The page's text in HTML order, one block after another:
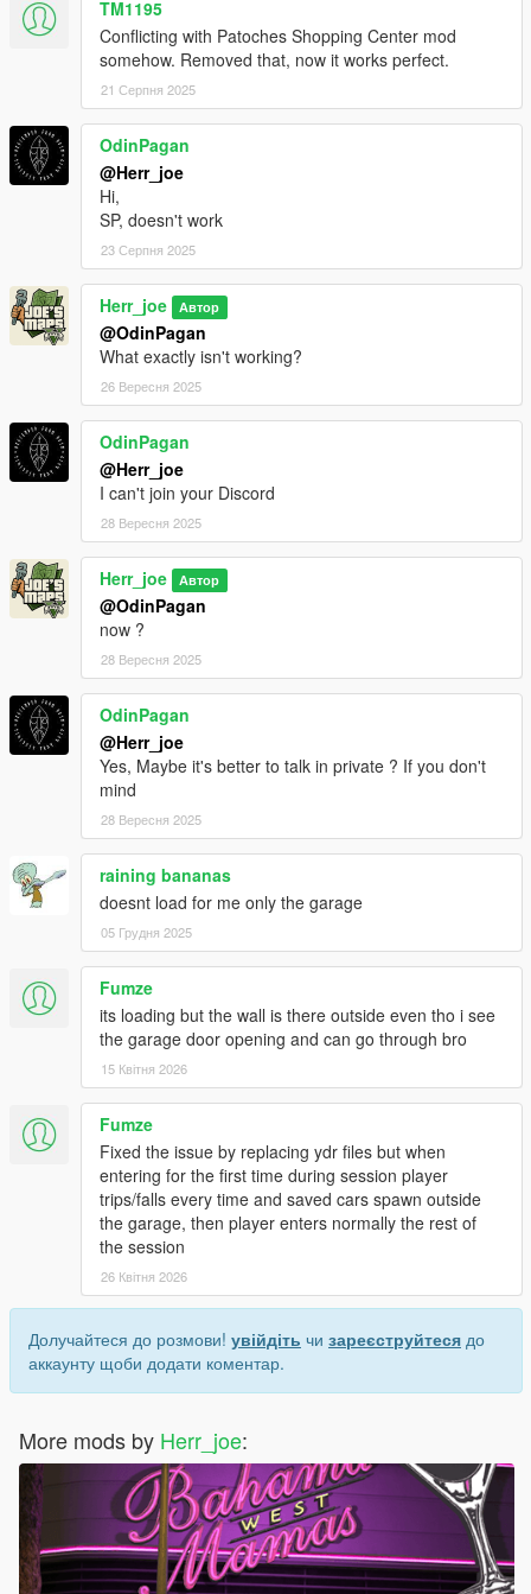
TM1195
Conflicting with Patoches Shopping Center mod
somehow. Removed that, now it works perfect.
21 Серпня 2025
OdinPagan
@Herr_joe
Hi,
SP, doesn't work
23 Серпня 2025
Herr_joe Автор
@OdinPagan
What exactly isn't working?
26 Вересня 2025
OdinPagan
@Herr_joe
I can't join your Discord
28 Вересня 2025
Herr_joe Автор
@OdinPagan
now ?
28 Вересня 2025
OdinPagan
@Herr_joe
Yes, Maybe it's better to talk in private ? If you don't
mind
28 Вересня 2025
raining bananas
doesnt load for me only the garage
05 Грудня 2025
Fumze
its loading but the wall is there outside even tho i see
the garage door opening and can go through bro
15 Квітня 2026
Fumze
Fixed the issue by replacing ydr files but when
entering for the first time during session player
trips/falls every time and saved cars spawn outside
the garage, then player enters normally the rest of
the session
26 Квітня 2026
Долучайтеся до розмови! увійдіть чи зареєструйтеся до
аккаунту щоби додати коментар.
More mods by Herr_joe: